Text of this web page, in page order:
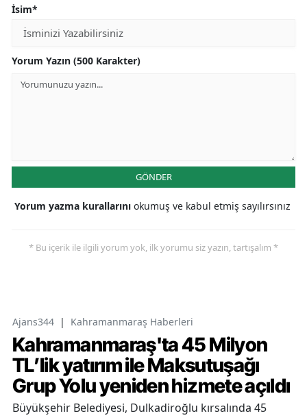
İsim*
Yorum Yazın (500 Karakter)
GÖNDER
Yorum yazma kurallarını okumuş ve kabul etmiş sayılırsınız
* Bu içerik ile ilgili yorum yok, ilk yorumu siz yazın, tartışalım *
Ajans344 | Kahramanmaraş Haberleri
Kahramanmaraş'ta 45 Milyon
TL’lik yatırım ile Maksutuşağı
Grup Yolu yeniden hizmete açıldı
Büyükşehir Belediyesi, Dulkadiroğlu kırsalında 45